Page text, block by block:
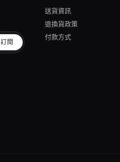
訂閱
送貨資訊
退換貨政策
付款方式